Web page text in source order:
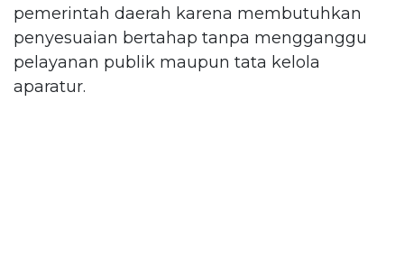
pemerintah daerah karena membutuhkan
penyesuaian bertahap tanpa mengganggu
pelayanan publik maupun tata kelola
aparatur.